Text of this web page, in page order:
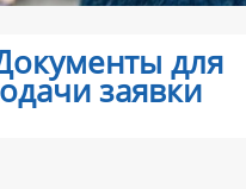
для
заявки